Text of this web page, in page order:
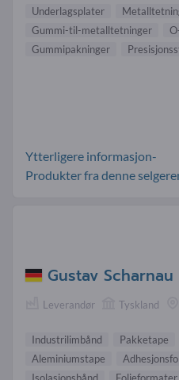
Underlagsplater
Gummi-til-metalltetninger
Gummipakninger
Ytterligere informasjon-
Produkter fra denne
Gustav Scharnau
Leverandør Tyskland
Industrilimbånd Pakketape
Aleminiumstape
Isolasjonsbånd
Folieformater